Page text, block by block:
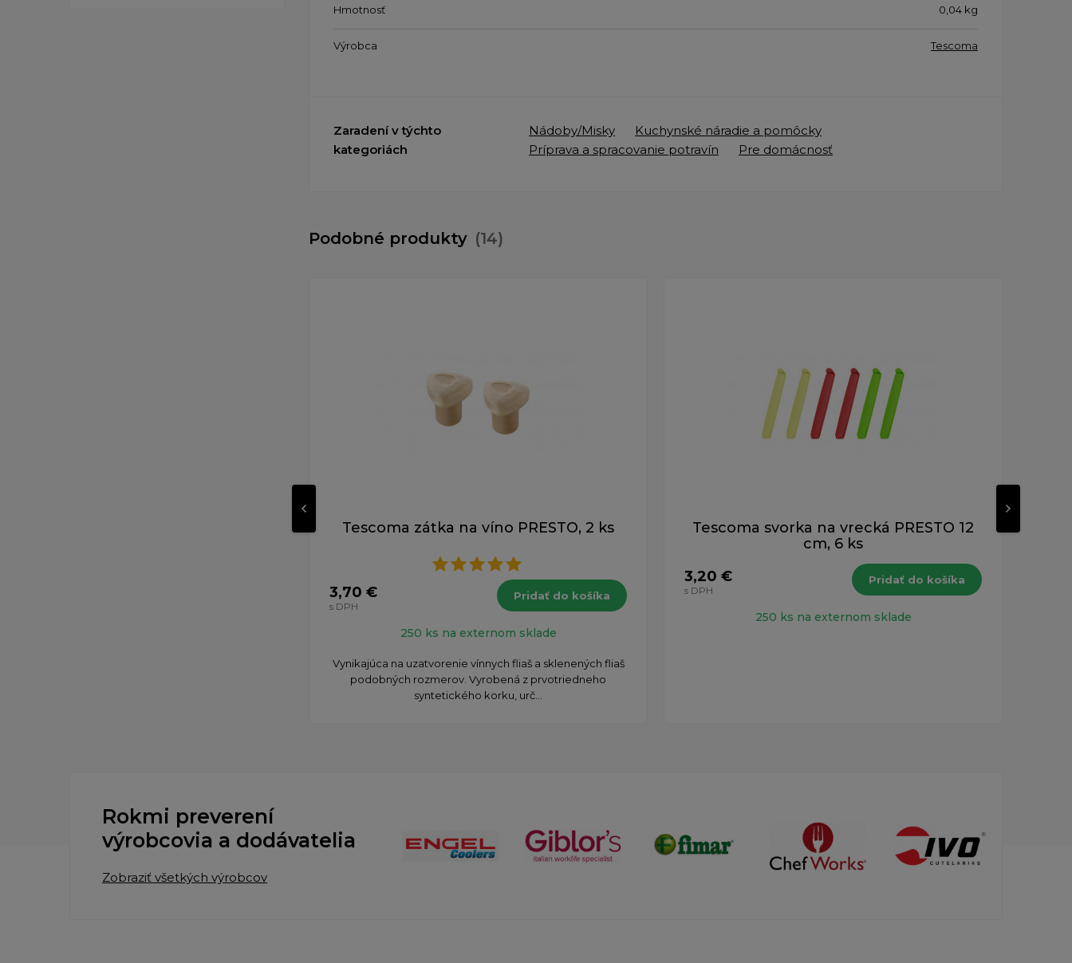
Hmotnosť 0,04 kg
Výrobca Tescoma
Zaradení v týchto
kategoriách
Nádoby/Misky
Kuchynské náradie a pomôcky
Príprava a spracovanie potravín
Pre domácnosť
Podobné produkty (14)
Tescoma zátka na víno PRESTO, 2 ks
3,70 €
s DPH
Pridať do košíka
250 ks na externom sklade
Vynikajúca na uzatvorenie vínnych fliaš a sklenených fliaš
podobných rozmerov. Vyrobená z prvotriedneho
syntetického korku, urč...
Tescoma svorka na vrecká PRESTO 12
cm, 6 ks
3,20 €
s DPH
Pridať do košíka
250 ks na externom sklade
Rokmi preverení
výrobcovia a dodávatelia
Zobraziť všetkých výrobcov